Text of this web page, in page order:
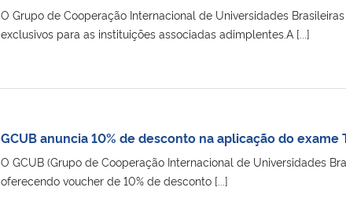
O Grupo de Cooperação Internacional de Universidades
exclusivos para as instituições associadas adimplentes.A [...]
GCUB anuncia 10% de desconto na aplicação do exame
O GCUB (Grupo de Cooperação Internacional de Universidades
oferecendo voucher de 10% de desconto [...]